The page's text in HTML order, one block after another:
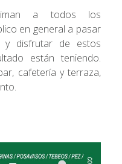
a todos los
en general a pasar
y disfrutar de estos
están teniendo.
cafetería y terraza,